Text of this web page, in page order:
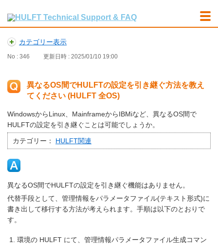
カテゴリー表示
No : 346 更新日時 : 2025/01/10 19:00
異なるOS間でHULFTの設定を引き継ぐ方法を教え
てください (HULFT 全OS)
WindowsからLinux、MainframeからIBMiなど、異なるOS間で
HULFTの設定を引き継ぐことは可能でしょうか。
カテゴリー： HULFT関連
異なるOS間でHULFTの設定を引き継ぐ機能はありません。
代替手段として、管理情報をパラメータファイル(テキスト形式)に
書き出して移行する方法が考えられます。手順は以下のとおりで
す。
環境の HULFT にて、管理情報パラメータファイル生成コマン